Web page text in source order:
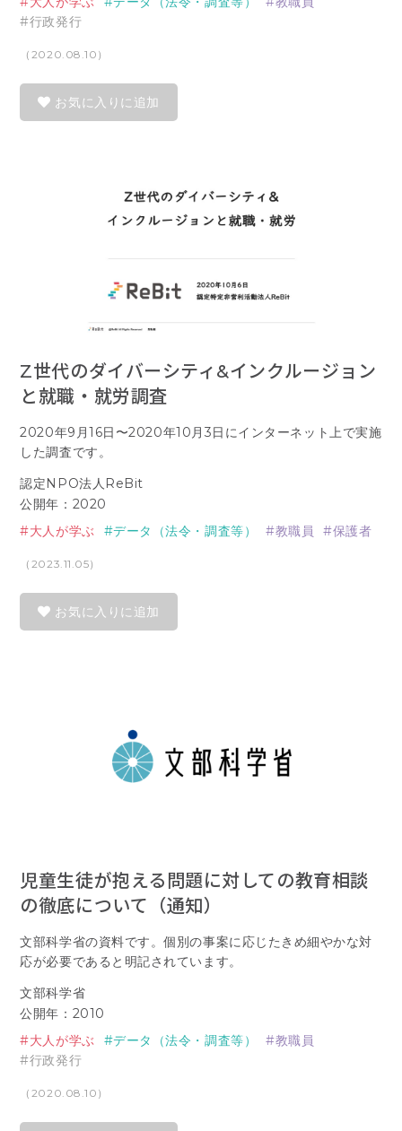
行政発行
（2020.08.10）
お気に入りに追加
Z世代のダイバーシティ&インクルージョン
と就職・就労調査
2020年9月16日〜2020年10月3日にインターネット上で実施
した調査です。
認定NPO法人ReBit
公開年：2020
大人が学ぶ
データ（法令・調査等） 教職員 保護者
（2023.11.05）
お気に入りに追加
児童生徒が抱える問題に対しての教育相談
の徹底について（通知）
文部科学省の資料です。個別の事案に応じたきめ細やかな対
応が必要であると明記されています。
文部科学省
公開年：2010
大人が学ぶ
データ（法令・調査等）
教職員
行政発行
（2020.08.10）